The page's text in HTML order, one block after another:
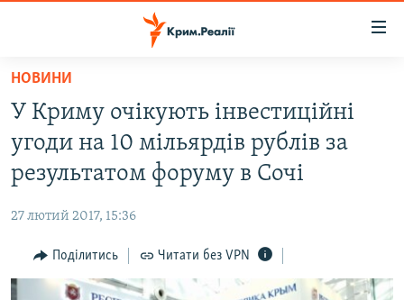
Перейти
основного
матеріалу
Перейти
до
основної
Перейти
до
ВОДА.КРИМ
БЛОГИ
ПОГЛЯД
ІНТЕРВ'Ю
НОВИНИ
У Криму очікують інвестиційні
угоди на 10 мільярдів рублів за
результатом форуму в Сочі
27 лютий 2017, 15:36
Поділитись Читати без VPN